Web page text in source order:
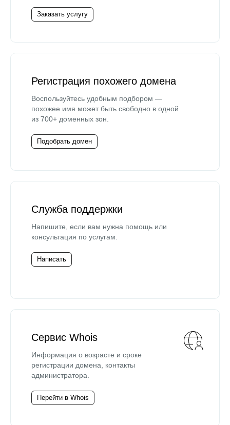
Заказать услугу
Регистрация похожего домена
Воспользуйтесь удобным подбором —
похожее имя может быть свободно в одной
из 700+ доменных зон.
Подобрать домен
Служба поддержки
Напишите, если вам нужна помощь или
консультация по услугам.
Написать
Сервис Whois
Информация о возрасте и сроке
регистрации домена, контакты
администратора.
Перейти в Whois